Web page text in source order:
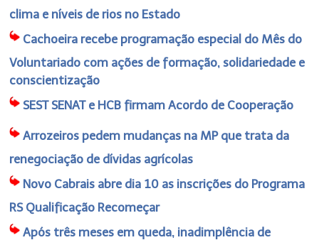
clima e níveis de rios no Estado
Cachoeira recebe programação especial do Mês do
Voluntariado com ações de formação, solidariedade e
conscientização
SEST SENAT e HCB firmam Acordo de Cooperação
Arrozeiros pedem mudanças na MP que trata da
renegociação de dívidas agrícolas
Novo Cabrais abre dia 10 as inscrições do Programa
RS Qualificação Recomeçar
Após três meses em queda, inadimplência de